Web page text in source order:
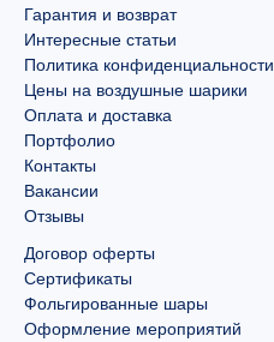
Гарантия и возврат
Интересные статьи
Политика конфиденциальности
Цены на воздушные шарики
Оплата и доставка
Портфолио
Контакты
Вакансии
Отзывы
Договор оферты
Сертификаты
Фольгированные шары
Оформление мероприятий